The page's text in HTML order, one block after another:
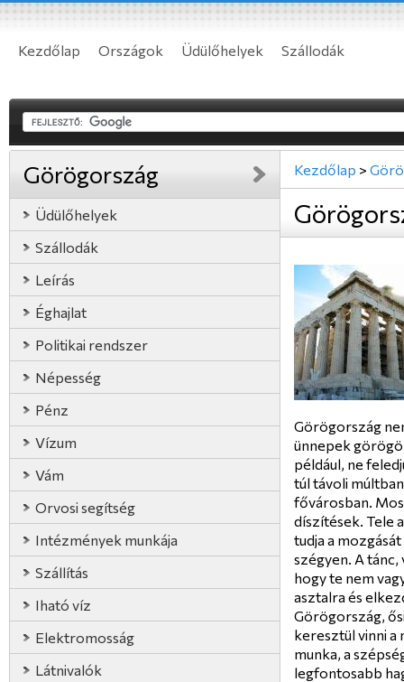
Kezdőlap Országok Üdülőhelyek Szállodák
Görögország
Üdülőhelyek
Szállodák
Leírás
Éghajlat
Politikai rendszer
Népesség
Pénz
Vízum
Vám
Orvosi segítség
Intézmények munkája
Szállítás
Iható víz
Elektromosság
Látnivalók
Kezdőlap >
Görögország
ünnepek
például, ne
túl távoli
fővárosban.
díszítések. Tele
tudja a
szégyen. A
hogy te nem
asztalra és
Görögország,
keresztül vinni a
munka, a
legfontosabb